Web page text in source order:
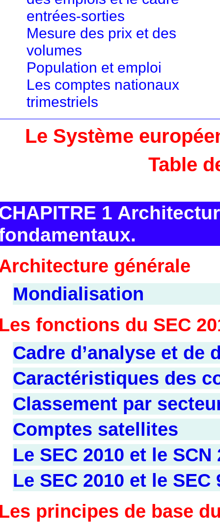
entrées-sorties
Mesure des prix et des
volumes
Population et emploi
Les comptes nationaux
trimestriels
Le Système
Table
1
générale
Mondialisation
fonctions du SEC
Cadre d’analyse et
Caractéristiques des
Classement par
Comptes satellites
Le SEC 2010 et le SCN
Le SEC 2010 et le SEC
principes de base